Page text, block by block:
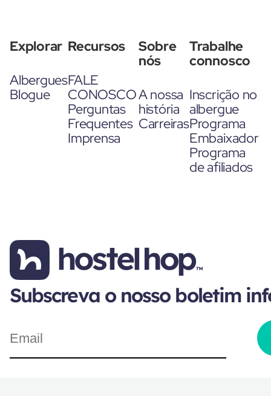
Explorar
Albergues
Blogue
Recursos
FALE
CONOSCO
Perguntas
Frequentes
Imprensa
Sobre
nós
A nossa
história
Carreiras
Trabalhe
connosco
Inscrição no
albergue
Programa
Embaixador
Programa
de afiliados
Subscreva o nosso boletim